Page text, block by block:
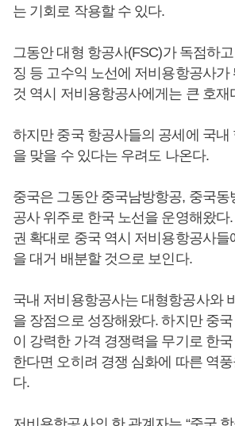
는 기회로 작용할 수 있다.
그동안 대형 항공사(FSC)가 독점하고
징 등 고수익 노선에 저비용항공사가
것 역시 저비용항공사에게는 큰 호재
하지만 중국 항공사들의 공세에 국내
을 맞을 수 있다는 우려도 나온다.
중국은 그동안 중국남방항공, 중국동
공사 위주로 한국 노선을 운영해왔다
권 확대로 중국 역시 저비용항공사들
을 대거 배분할 것으로 보인다.
국내 저비용항공사는 대형항공사와
을 장점으로 성장해왔다. 하지만 중
이 강력한 가격 경쟁력을 무기로 한
한다면 오히려 경쟁 심화에 따른 역
다.